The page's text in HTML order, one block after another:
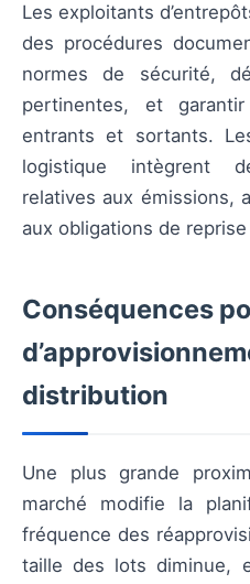
Les exploitants
des procédures
normes de sécurité,
pertinentes, et
entrants et sortants.
logistique intègrent
relatives aux émissions,
aux obligations de
Conséquences
distribution
Une plus grande
marché modifie la
fréquence des
taille des lots diminue,